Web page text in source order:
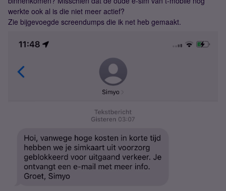
werkte ook al is die niet meer actief?
Zie bijgevoegde screendumps die ik net heb gemaakt.